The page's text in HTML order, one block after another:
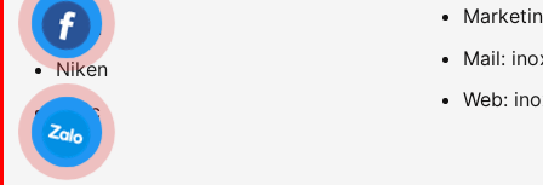
Titan
Niken
Khác
Mail:
Web: